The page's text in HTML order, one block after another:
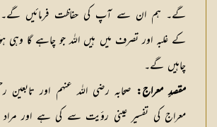
گے۔ ہم ان سے آپ کی حفاظت فرمائیں گے۔
کے غلبہ اور تصرف میں ہیں اللہ جو چاہے گا وہی
چاہیں گے۔
مقصدِ معراج: صحابہ رضی اللہ عنہم اور تابعین
معراج کی تفسیر عینی رؤیت سے کی ہے اور